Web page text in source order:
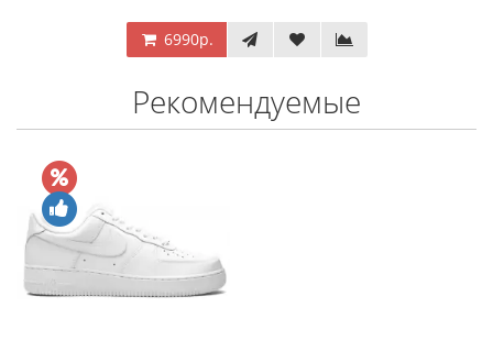
6990р.
Рекомендуемые